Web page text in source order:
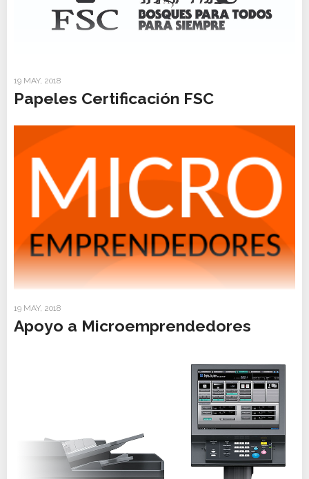
19 MAY, 2018
Papeles Certificación FSC
19 MAY, 2018
Apoyo a Microemprendedores